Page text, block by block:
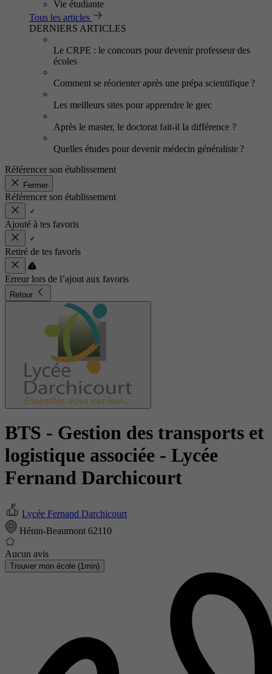
Vie étudiante
Tous les articles
DERNIERS ARTICLES
Le CRPE : le concours pour devenir professeur des
écoles
Comment se réorienter après une prépa scientifique ?
Les meilleurs sites pour apprendre le grec
Après le master, le doctorat fait-il la différence ?
Quelles études pour devenir médecin généraliste ?
Référencer son établissement
Fermer
Référencer son établissement
Ajouté à tes favoris
Retiré de tes favoris
Erreur lors de l’ajout aux favoris
Retour
BTS - Gestion des transports et
logistique associée - Lycée
Fernand Darchicourt
Lycée Fernand Darchicourt
Hénin-Beaumont 62110
Aucun avis
Trouver mon école (1min)